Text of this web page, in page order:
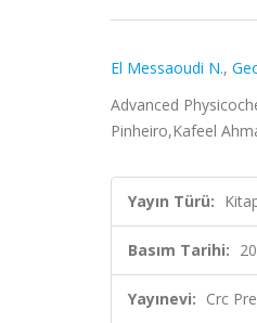
El Messaoudi N.,
Advanced
Pinheiro,Kafeel
Yayın Türü:
Basım Tarihi:
Yayınevi: Crc